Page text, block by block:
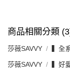
商品相關分類
莎薇SAVVY ▍全
莎薇SAVVY ▍好